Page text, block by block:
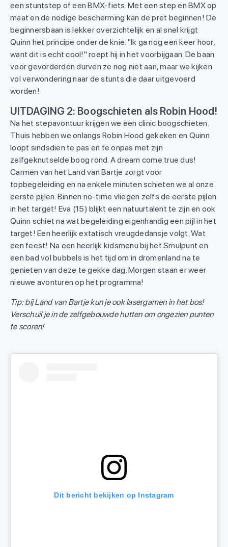
een stuntstep of een BMX-fiets. Met een step en BMX op
maat en de nodige bescherming kan de pret beginnen! De
beginnersbaan is lekker overzichtelijk en al snel krijgt
Quinn het principe onder de knie. "Ik ga nog een keer hoor,
want dit is echt cool!" roept hij in het voorbijgaan. De baan
voor gevorderden durven ze nog niet aan, maar we kijken
vol verwondering naar de stunts die daar uitgevoerd
worden!
UITDAGING 2: Boogschieten als Robin Hood!
Na het stepavontuur krijgen we een clinic boogschieten.
Thuis hebben we onlangs Robin Hood gekeken en Quinn
loopt sindsdien te pas en te onpas met zijn
zelfgeknutselde boog rond. A dream come true dus!
Carmen van het Land van Bartje zorgt voor
topbegeleiding en na enkele minuten schieten we al onze
eerste pijlen. Binnen no-time vliegen zelfs de eerste pijlen
in het target! Eva (15) blijkt een natuurtalent te zijn en ook
Quinn schiet na wat begeleiding eigenhandig een pijl in het
target! Een heerlijk extatisch vreugdedansje volgt. Wat
een feest! Na een heerlijk kidsmenu bij het Smulpunt en
een bad vol bubbels is het tijd om in dromenland na te
genieten van deze te gekke dag. Morgen staan er weer
nieuwe avonturen op het programma!
Tip: bij Land van Bartje kun je ook lasergamen in het bos!
Verschuil je in de zelfgebouwde hutten om ongezien punten
te scoren!
Dit bericht bekijken op Instagram